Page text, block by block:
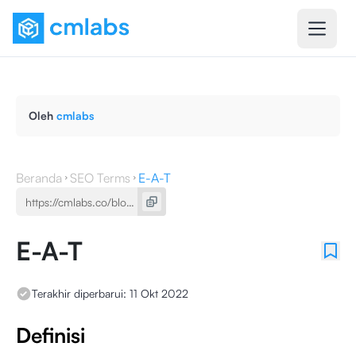
Oleh cmlabs
Beranda SEO Terms E-A-T
E-A-T
Terakhir diperbarui: 11 Okt 2022
Definisi